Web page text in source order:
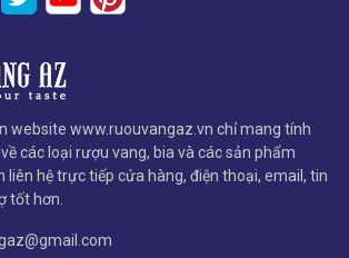
website www.ruouvangaz.vn chỉ mang tính
các loại rượu vang, bia và các sản phẩm
liên hệ trực tiếp cửa hàng, điện thoại, email, tin
tốt hơn.